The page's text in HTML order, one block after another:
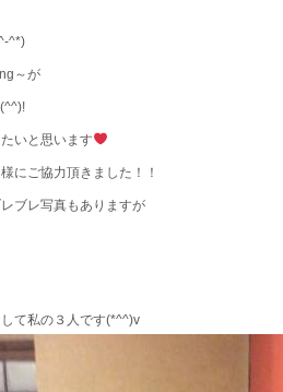
^*)
～が
いと思います
にご協力頂きました！！
ブレ写真もありますが
て私の３人です(*^^)v